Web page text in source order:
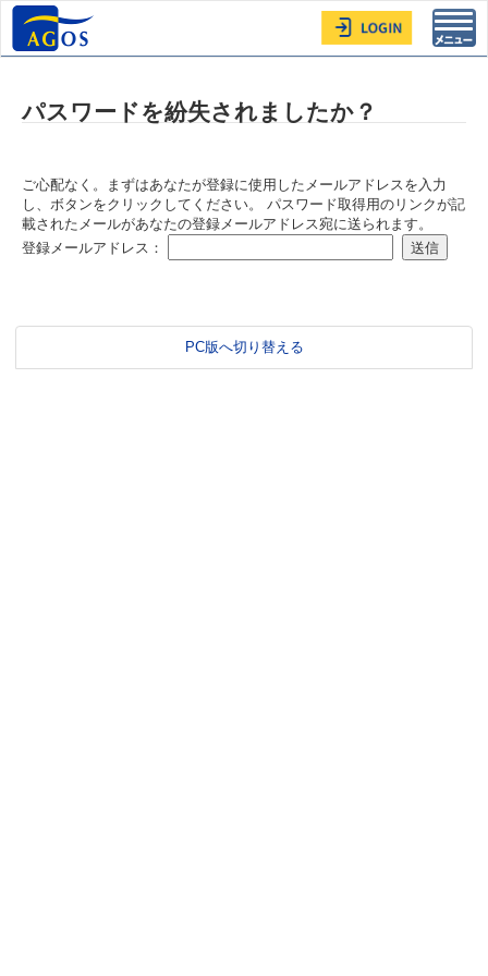
パスワードを紛失されましたか？
ご心配なく。まずはあなたが登録に使用したメールアドレスを入力
し、ボタンをクリックしてください。 パスワード取得用のリンクが記
載されたメールがあなたの登録メールアドレス宛に送られます。
登録メールアドレス：
PC版へ切り替える